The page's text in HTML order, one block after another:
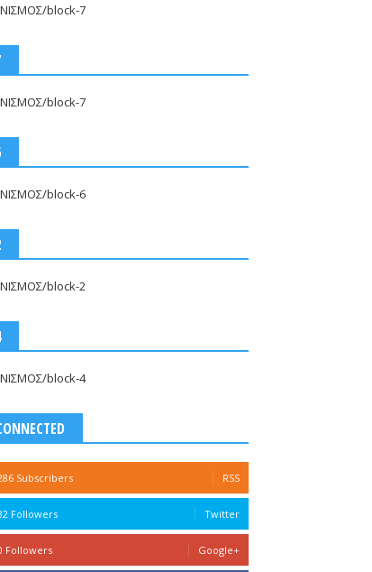
block-7
block-7
block-6
block-2
block-4
Subscribers RSS
Followers Twitter
Followers Google+